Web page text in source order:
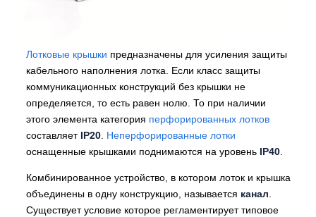
Лотковые крышки предназначены для усиления защиты
кабельного наполнения лотка. Если класс защиты
коммуникационных конструкций без крышки не
определяется, то есть равен нолю. То при наличии
этого элемента категория перфорированных лотков
составляет IP20. Неперфорированные лотки
оснащенные крышками поднимаются на уровень IP40.
Комбинированное устройство, в котором лоток и крышка
объединены в одну конструкцию, называется канал.
Существует условие которое регламентирует типовое